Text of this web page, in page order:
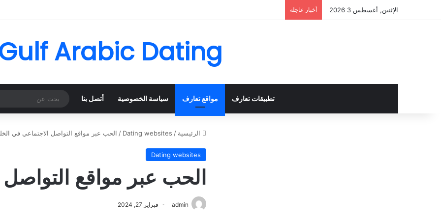
الإثنين, أغسطس 3 2026 أخبار عاجلة
Arabic Dating
تطبيقات تعارف مواقع تعارف سياسة الخصوصية أتصل بنا
الرئيسية /
Dating websites
/ الحب عبر مواقع التواصل الاجتماعي في
Dating websites
الحب عبر مواقع
admin فبراير 27, 2024